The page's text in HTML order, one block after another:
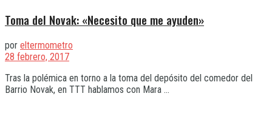
Toma del Novak: «Necesito que me ayuden»
por eltermometro
28 febrero, 2017
Tras la polémica en torno a la toma del depósito del comedor del
Barrio Novak, en TTT hablamos con Mara ...